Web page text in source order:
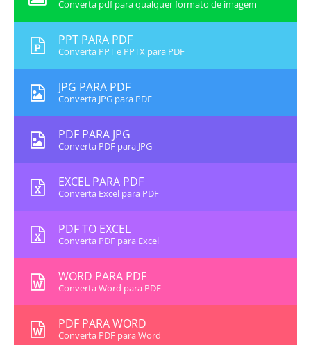
Converta pdf para qualquer formato de imagem
PPT PARA PDF
Converta PPT e PPTX para PDF
JPG PARA PDF
Converta JPG para PDF
PDF PARA JPG
Converta PDF para JPG
EXCEL PARA PDF
Converta Excel para PDF
PDF TO EXCEL
Converta PDF para Excel
WORD PARA PDF
Converta Word para PDF
PDF PARA WORD
Converta PDF para Word